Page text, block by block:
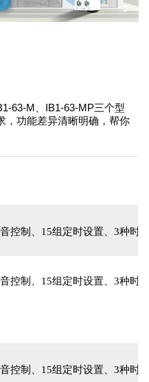
63-M、IB1-63-MP三个型
，功能差异清晰明确，帮你
控制、 15组定时设置、3种时
控制、 15组定时设置、3种时
控制、 15组定时设置、3种时